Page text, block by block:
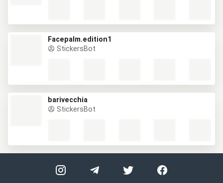
Facepalm.edition1
StickersBot
barivecchia
StickersBot